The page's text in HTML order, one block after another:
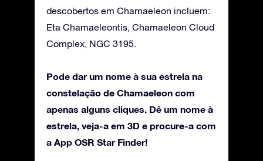
descobertos em Chamaeleon incluem:
Eta Chamaeleontis, Chamaeleon Cloud
Complex, NGC 3195.
Pode dar um nome à sua estrela na
constelação de Chamaeleon com
apenas alguns cliques. Dê um nome à
estrela, veja-a em 3D e procure-a com
a App OSR Star Finder!